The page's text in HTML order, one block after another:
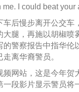
me. I could beat your
车后慢步离开公交车
大腿，再施以胡椒喷
的警察报告中指华伦
离华裔警员。
频网站，这是今年贺
一段影片显示警员将